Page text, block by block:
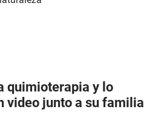
quimioterapia y lo
video junto a su familia